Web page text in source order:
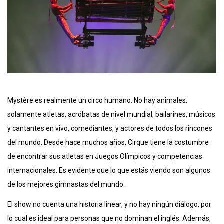
Mystère es realmente un circo humano. No hay animales,
solamente atletas, acróbatas de nivel mundial, bailarines, músicos
y cantantes en vivo, comediantes, y actores de todos los rincones
del mundo. Desde hace muchos años, Cirque tiene la costumbre
de encontrar sus atletas en Juegos Olímpicos y competencias
internacionales. Es evidente que lo que estás viendo son algunos
de los mejores gimnastas del mundo.
El show no cuenta una historia linear, y no hay ningún diálogo, por
lo cual es ideal para personas que no dominan el inglés. Además,